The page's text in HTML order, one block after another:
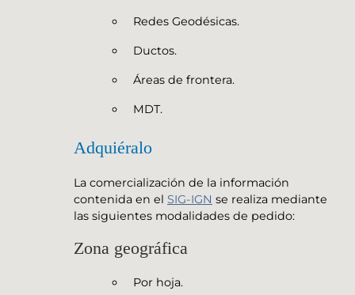
Redes Geodésicas.
Ductos.
Áreas de frontera.
MDT.
Adquiéralo
La comercialización de la información
contenida en el SIG-IGN se realiza mediante
las siguientes modalidades de pedido:
Zona geográfica
Por hoja.